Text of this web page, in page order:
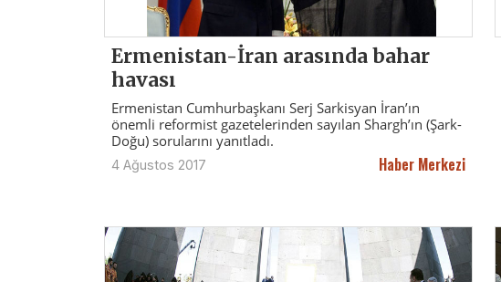
Ermenistan-İran arasında bahar
havası
Ermenistan Cumhurbaşkanı Serj Sarkisyan İran’ın
önemli reformist gazetelerinden sayılan Shargh’ın (Şark-
Doğu) sorularını yanıtladı.
4 Ağustos 2017 Haber Merkezi